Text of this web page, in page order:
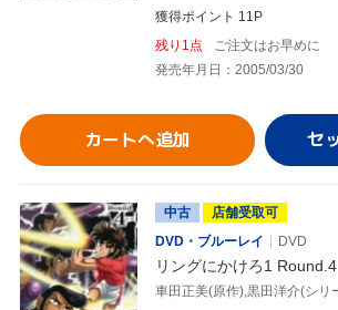
獲得ポイント 11P
残り1点
ご注文はお早めに
発売年月日：2005/03/30
カートへ追加
中古
店舗受取可
DVD・ブルーレイ
DVD
リングにかけろ1 Round.4